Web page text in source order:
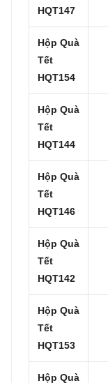
HQT147
Hộp Quà
Tết
HQT154
Hộp Quà
Tết
HQT144
Hộp Quà
Tết
HQT146
Hộp Quà
Tết
HQT142
Hộp Quà
Tết
HQT153
Hộp Quà